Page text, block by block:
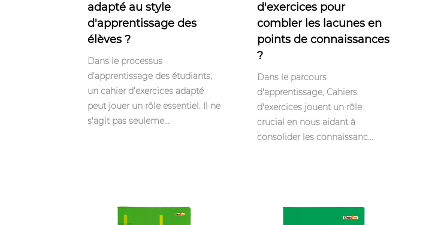
adapté au style
d'apprentissage des
élèves ?
Dans le processus
d’apprentissage des étudiants,
un cahier d’exercices adapté
peut jouer un rôle essentiel. Il ne
s'agit pas seuleme...
d'exercices pour
combler les lacunes en
points de connaissances
?
Dans le parcours
d'apprentissage, Cahiers
d'exercices jouent un rôle
crucial en nous aidant à
consolider les connaissanc...